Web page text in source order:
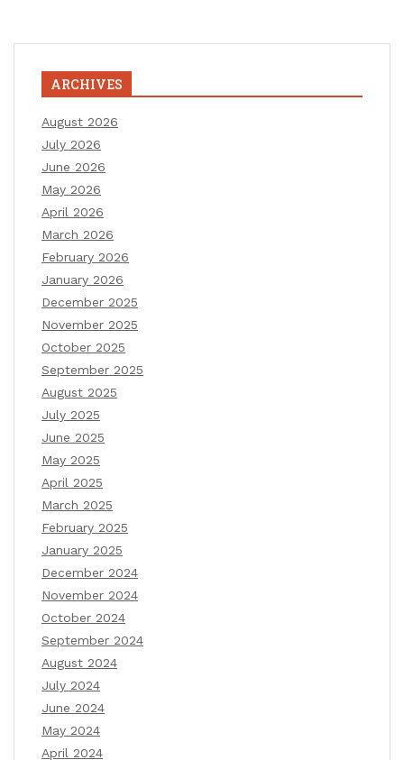
ARCHIVES
August 2026
July 2026
June 2026
May 2026
April 2026
March 2026
February 2026
January 2026
December 2025
November 2025
October 2025
September 2025
August 2025
July 2025
June 2025
May 2025
April 2025
March 2025
February 2025
January 2025
December 2024
November 2024
October 2024
September 2024
August 2024
July 2024
June 2024
May 2024
April 2024